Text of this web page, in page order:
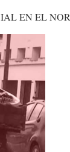
EN EL